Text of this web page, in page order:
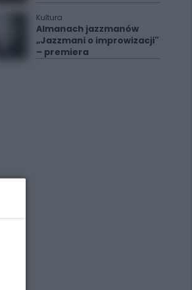
Kultura
Almanach jazzmanów
„Jazzmani o improwizacji"
– premiera